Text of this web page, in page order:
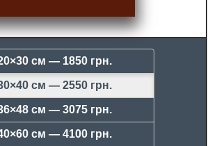
см — 1850 грн.
см — 2550 грн.
см — 3075 грн.
см — 4100 грн.